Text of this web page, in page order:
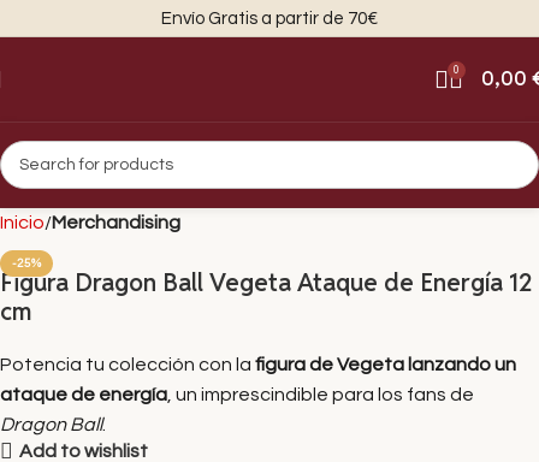
Envío Gratis a partir de 70€
0 0,00
Inicio Merchandising
-25%
Figura Dragon Ball Vegeta Ataque de Energía 12
cm
Potencia tu colección con la figura de Vegeta lanzando un
ataque de energía , un imprescindible para los fans de
Dragon Ball.
Add to wishlist